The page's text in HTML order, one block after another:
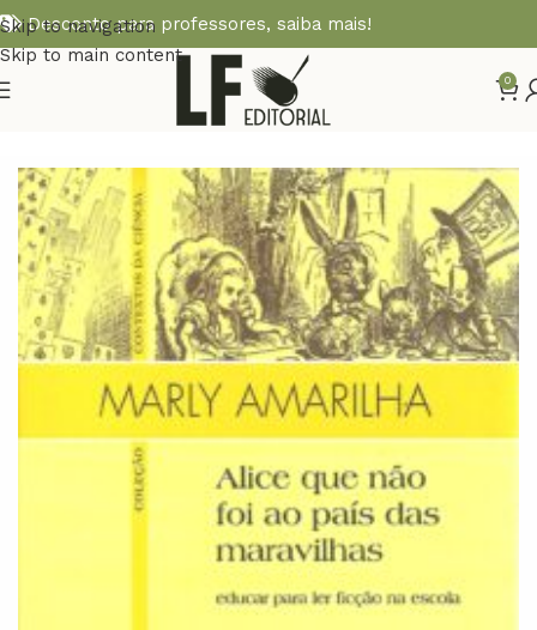
Skip to navigation
Skip to main content
Desconto para professores, saiba mais!
0
Início